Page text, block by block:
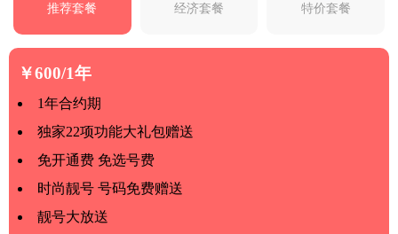
推荐套餐 经济套餐 特价套餐
￥600/1年
1年合约期
独家22项功能大礼包赠送
免开通费 免选号费
时尚靓号 号码免费赠送
靓号大放送